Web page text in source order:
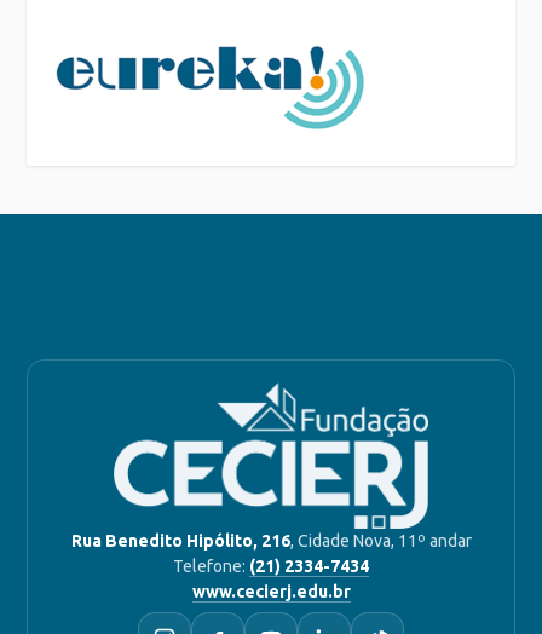
Rua Benedito Hipólito, 216, Cidade Nova, 11º andar
Telefone: (21) 2334-7434
www.cecierj.edu.br